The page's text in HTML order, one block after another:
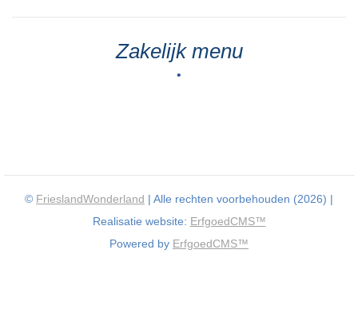
Zakelijk menu
•
© FrieslandWonderland | Alle rechten voorbehouden (2026) |
Realisatie website: ErfgoedCMS™
Powered by ErfgoedCMS™